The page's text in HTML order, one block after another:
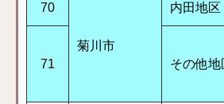
70
菊川市
内田地区
71 その他地